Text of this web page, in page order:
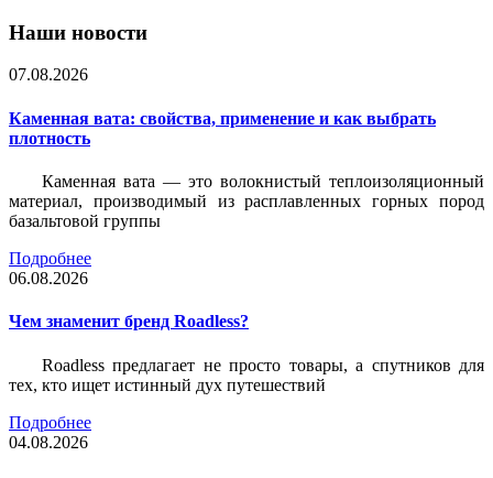
Наши новости
07.08.2026
Каменная вата: свойства, применение и как выбрать
плотность
Каменная вата — это волокнистый теплоизоляционный
материал, производимый из расплавленных горных пород
базальтовой группы
Подробнее
06.08.2026
Чем знаменит бренд Roadless?
Roadless предлагает не просто товары, а спутников для
тех, кто ищет истинный дух путешествий
Подробнее
04.08.2026